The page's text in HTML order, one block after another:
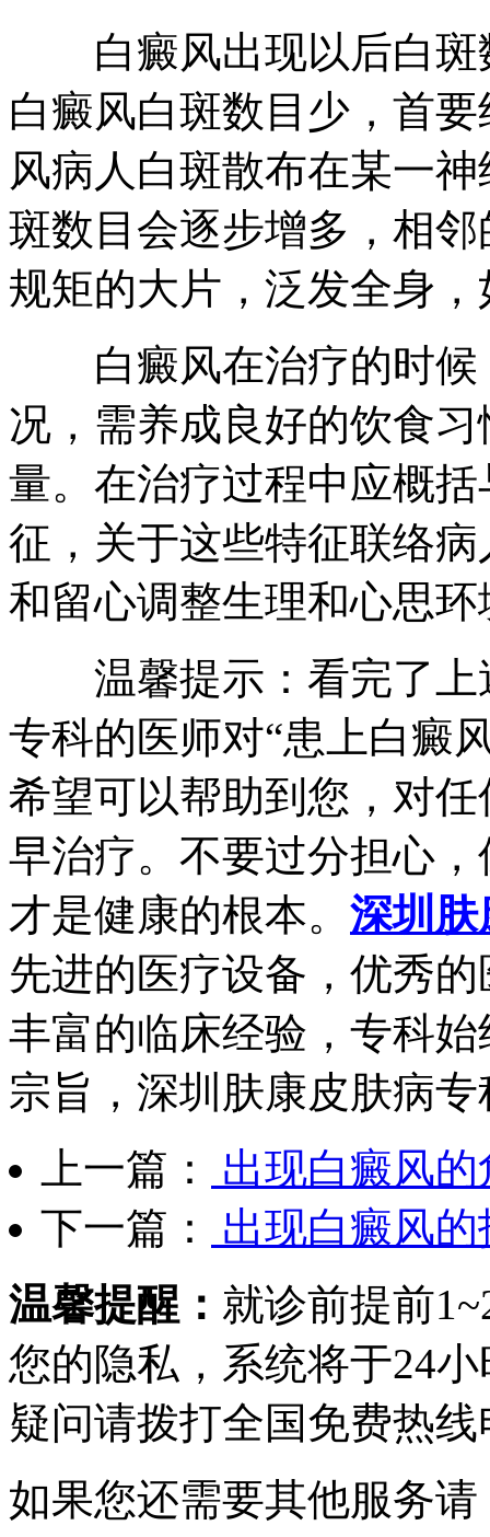
白癜风出现以后白斑
白癜风白斑数目少，首
风病人白斑散布在某一
斑数目会逐步增多，相
规矩的大片，泛发全身
白癜风在治疗的时候
况，需养成良好的饮食
量。在治疗过程中应概
征，关于这些特征联络
和留心调整生理和心思环
温馨提示：看完了上
专科的医师对“患上白癜
希望可以帮助到您，对
早治疗。不要过分担心
才是健康的根本。 深圳肤
先进的医疗设备，优秀
丰富的临床经验，专科
宗旨，深圳肤康皮肤病
上一篇：
出现白癜风
下一篇：
出现白癜风
温馨提醒： 就诊前提前
您的隐私，系统将于24
疑问请拨打全国免费热线
如果您还需要其他服务